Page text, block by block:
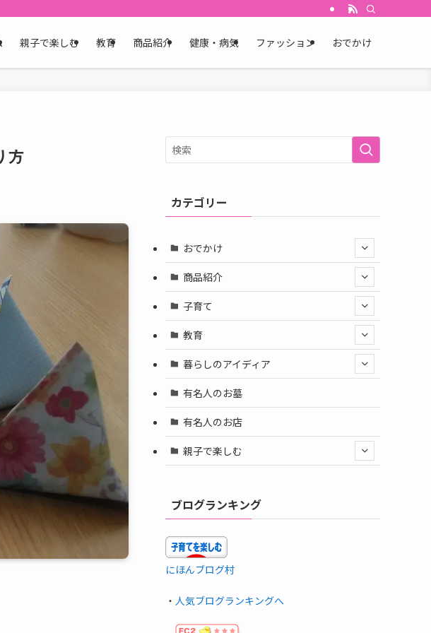
親子で楽しむ 教育 商品紹介 健康・病気 ファッション おでかけ
方
カテゴリー
おでかけ
商品紹介
子育て
教育
暮らしのアイディア
有名人のお墓
有名人のお店
親子で楽しむ
ブログランキング
にほんブログ村
・ 人気ブログランキングへ